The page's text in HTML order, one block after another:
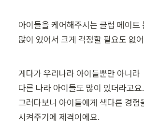
아이들을 케어해주시는 클럽 메이트
많이 있어서 크게 걱정할 필요도 없
게다가 우리나라 아이들뿐만 아니라
다른 나라 아이들도 많이 있더라고요.
그러다보니 아이들에게 색다른 경험
시켜주기에 제격이에요.